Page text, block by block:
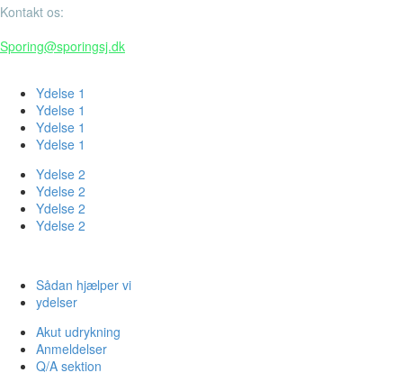
Kontakt os:
Sporing@sporingsj.dk
Ydelse 1
Ydelse 1
Ydelse 1
Ydelse 1
Ydelse 2
Ydelse 2
Ydelse 2
Ydelse 2
Sådan hjælper vi
ydelser
Akut udrykning
Anmeldelser
Q/A sektion